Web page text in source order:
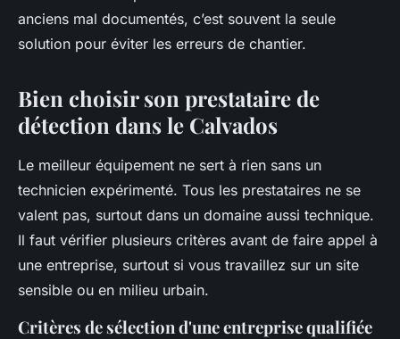
anciens mal documentés, c’est souvent la seule
solution pour éviter les erreurs de chantier.
Bien choisir son prestataire de
détection dans le Calvados
Le meilleur équipement ne sert à rien sans un
technicien expérimenté. Tous les prestataires ne se
valent pas, surtout dans un domaine aussi technique.
Il faut vérifier plusieurs critères avant de faire appel à
une entreprise, surtout si vous travaillez sur un site
sensible ou en milieu urbain.
Critères de sélection d'une entreprise qualifiée